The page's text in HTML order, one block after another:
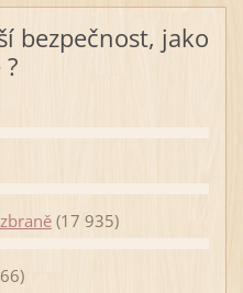
bezpečnost, jako
(17 935)